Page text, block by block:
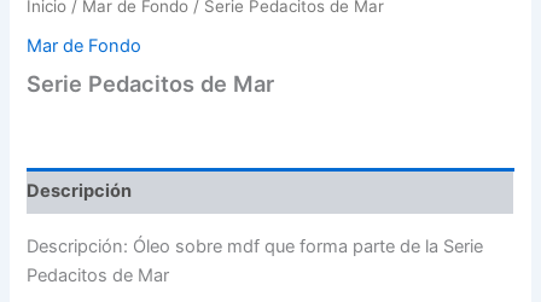
Inicio / Mar de Fondo / Serie Pedacitos de Mar
Mar de Fondo
Serie Pedacitos de Mar
Descripción
Descripción: Óleo sobre mdf que forma parte de la Serie
Pedacitos de Mar